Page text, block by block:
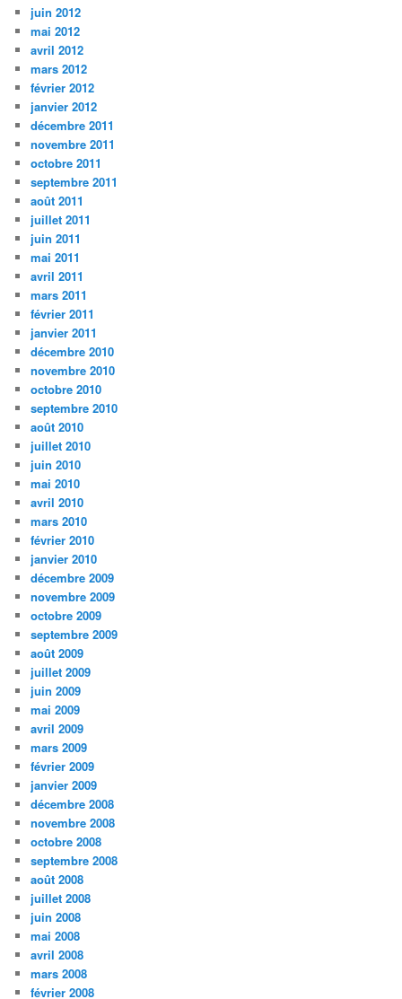
juin 2012
mai 2012
avril 2012
mars 2012
février 2012
janvier 2012
décembre 2011
novembre 2011
octobre 2011
septembre 2011
août 2011
juillet 2011
juin 2011
mai 2011
avril 2011
mars 2011
février 2011
janvier 2011
décembre 2010
novembre 2010
octobre 2010
septembre 2010
août 2010
juillet 2010
juin 2010
mai 2010
avril 2010
mars 2010
février 2010
janvier 2010
décembre 2009
novembre 2009
octobre 2009
septembre 2009
août 2009
juillet 2009
juin 2009
mai 2009
avril 2009
mars 2009
février 2009
janvier 2009
décembre 2008
novembre 2008
octobre 2008
septembre 2008
août 2008
juillet 2008
juin 2008
mai 2008
avril 2008
mars 2008
février 2008